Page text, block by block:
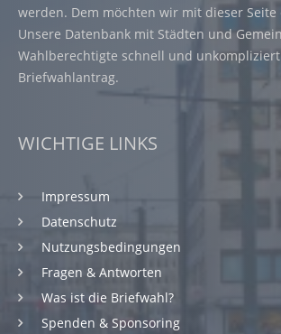
werden. Dem möchten wir mit dieser Seite
Unsere Datenbank mit Städten und
Wahlberechtigte schnell und
Briefwahlantrag.
WICHTIGE LINKS
Impressum
Datenschutz
Nutzungsbedingungen
Fragen & Antworten
Was ist die Briefwahl?
Spenden & Sponsoring